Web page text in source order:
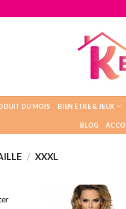
DU MOIS BIEN ÊTRE & JEUX
BLOG
/ XXXL